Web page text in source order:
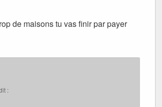
de maisons tu vas finir par payer
: